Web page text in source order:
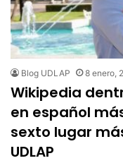
Blog UDLAP 8 enero,
Wikipedia
en español
sexto lugar
UDLAP